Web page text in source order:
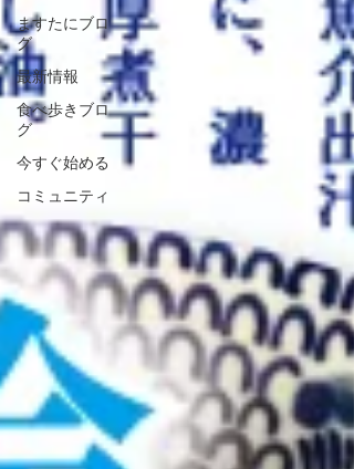
ますたにブロ
グ
最新情報
食べ歩きブロ
グ
今すぐ始める
コミュニティ